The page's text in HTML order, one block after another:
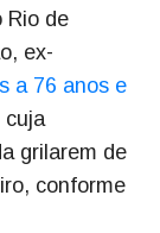
Rio de
ex-
a 76 anos e
cuja
grilarem de
conforme